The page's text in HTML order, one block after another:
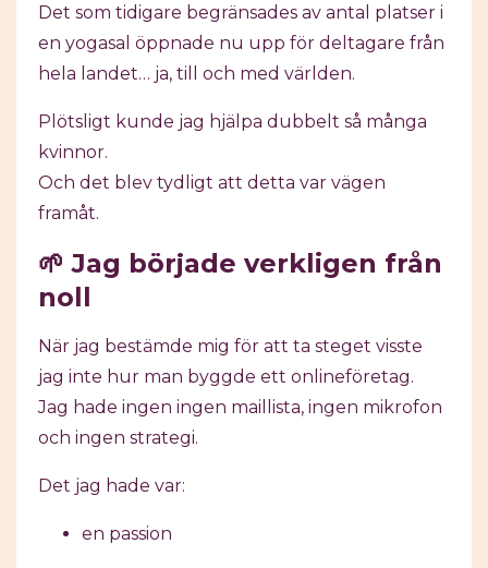
Det som tidigare begränsades av antal platser i
en yogasal öppnade nu upp för deltagare från
hela landet… ja, till och med världen.
Plötsligt kunde jag hjälpa dubbelt så många
kvinnor.
Och det blev tydligt att detta var vägen
framåt.
🌱 Jag började verkligen från
noll
När jag bestämde mig för att ta steget visste
jag inte hur man byggde ett onlineföretag.
Jag hade ingen ingen maillista, ingen mikrofon
och ingen strategi.
Det jag hade var:
en passion